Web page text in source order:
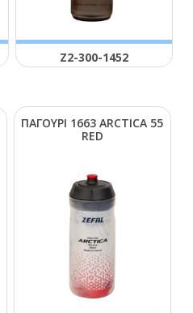
Ζ2-300-1452
ΠΑΓΟΥΡΙ 1663 ΑRCΤΙCΑ 55
RΕD